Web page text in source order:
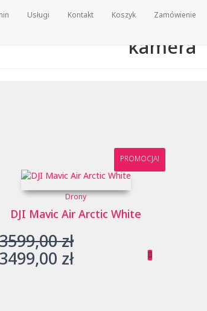
Usługi Kontakt Koszyk Zamówienie
kamera
PROMOCJA!
Drony
DJI Mavic Air Arctic White
złPierwotna
cena
3499,00 złAktualna